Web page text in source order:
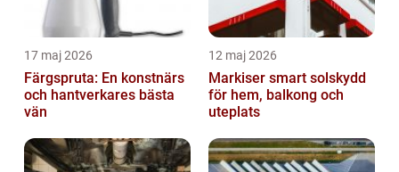
17 maj 2026
Färgspruta: En konstnärs
och hantverkares bästa
vän
12 maj 2026
Markiser smart solskydd
för hem, balkong och
uteplats